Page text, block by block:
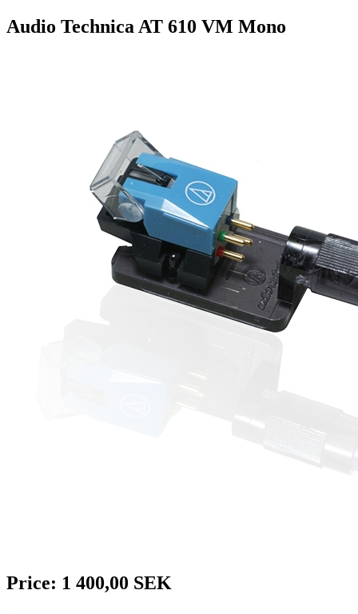
Audio Technica AT 610 VM Mono
Price: 1 400,00 SEK